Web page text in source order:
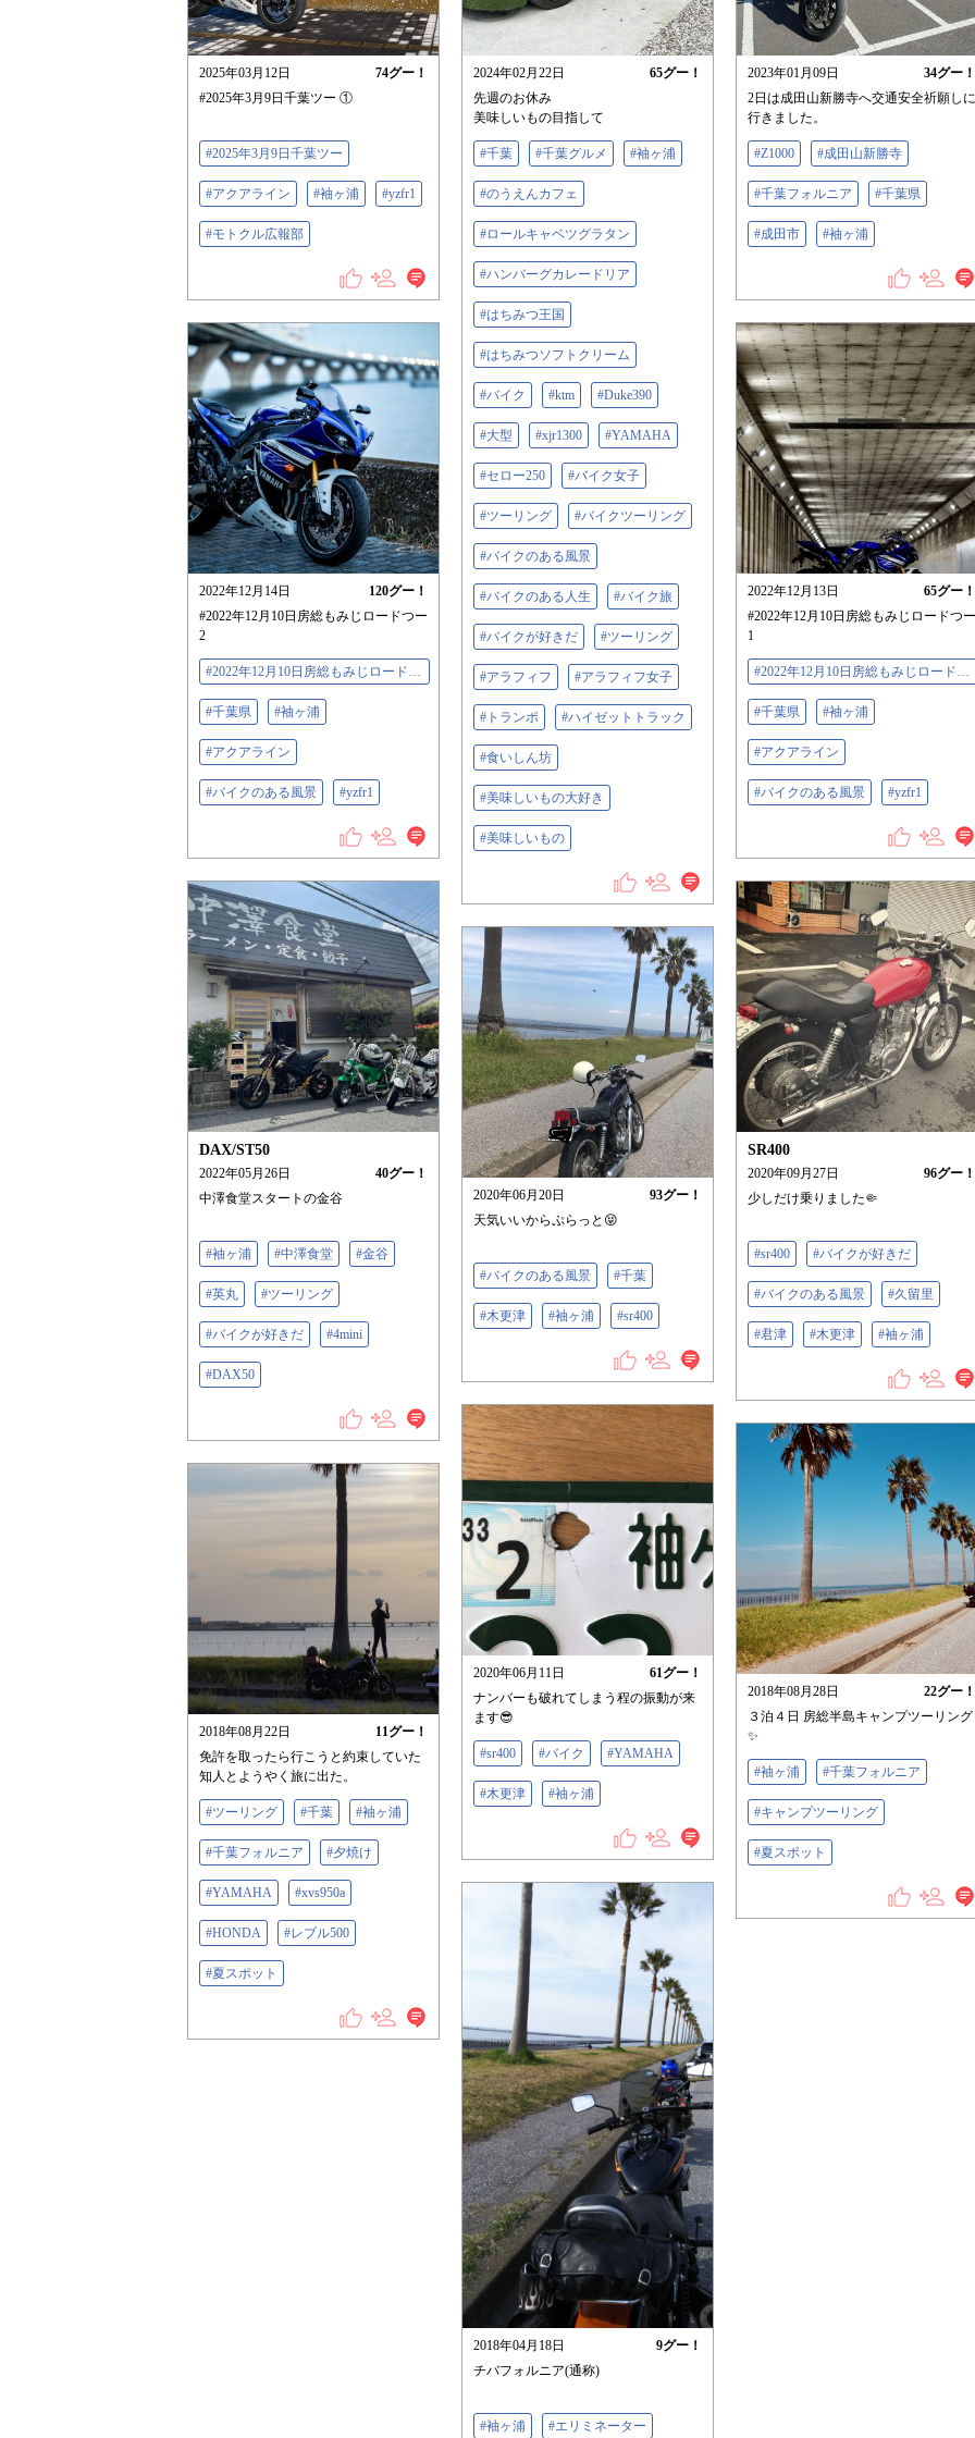
2025年03月12日 74グー！
#2025年3月9日千葉ツー ①
#2025年3月9日千葉ツー
#アクアライン #袖ヶ浦 #yzfr1
#モトクル広報部
2024年02月22日 65グー！
先週のお休み
美味しいもの目指して
#千葉 #千葉グルメ #袖ヶ浦
#のうえんカフェ
#ロールキャベツグラタン
#ハンバーグカレードリア
#はちみつ王国
#はちみつソフトクリーム
#バイク #ktm #Duke390
#大型 #xjr1300 #YAMAHA
#セロー250 #バイク女子
#ツーリング #バイクツーリング
#バイクのある風景
#バイクのある人生 #バイク旅
#バイクが好きだ #ツーリング
#アラフィフ #アラフィフ女子
#トランポ #ハイゼットトラック
#食いしん坊
#美味しいもの大好き
#美味しいもの
2023年01月09日 34グー！
2日は成田山新勝寺へ交通安全祈願しに
行きました。
#Z1000 #成田山新勝寺
#千葉フォルニア #千葉県
#成田市 #袖ヶ浦
2022年12月14日 120グー！
#2022年12月10日房総もみじロードつー
2
#2022年12月10日房総もみじロードつー
#千葉県 #袖ヶ浦
#アクアライン
#バイクのある風景 #yzfr1
2022年12月13日 65グー！
#2022年12月10日房総もみじロードつー
1
#2022年12月10日房総もみじロードつー
#千葉県 #袖ヶ浦
#アクアライン
#バイクのある風景 #yzfr1
DAX/ST50
2022年05月26日 40グー！
中澤食堂スタートの金谷
#袖ヶ浦 #中澤食堂 #金谷
#英丸 #ツーリング
#バイクが好きだ #4mini
#DAX50
SR400
2020年09月27日 96グー！
少しだけ乗りました🤏
#sr400 #バイクが好きだ
#バイクのある風景 #久留里
#君津 #木更津 #袖ヶ浦
2020年06月20日 93グー！
天気いいからぷらっと😝
#バイクのある風景 #千葉
#木更津 #袖ヶ浦 #sr400
2020年06月11日 61グー！
ナンバーも破れてしまう程の振動が来
ます😎
#sr400 #バイク #YAMAHA
#木更津 #袖ヶ浦
2018年08月28日 22グー！
３泊４日 房総半島キャンプツーリング
✨
#袖ヶ浦 #千葉フォルニア
#キャンプツーリング
#夏スポット
2018年08月22日 11グー！
免許を取ったら行こうと約束していた
知人とようやく旅に出た。
#ツーリング #千葉 #袖ヶ浦
#千葉フォルニア #夕焼け
#YAMAHA #xvs950a
#HONDA #レブル500
#夏スポット
2018年04月18日 9グー！
チバフォルニア(通称)
#袖ヶ浦 #エリミネーター